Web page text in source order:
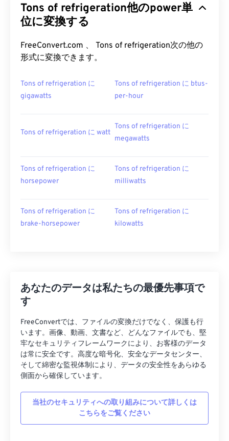
Tons of refrigeration他のpower単
位に変換する
FreeConvert.com 、 Tons of refrigeration次の他の
形式に変換できます。
Tons of refrigeration に
gigawatts
Tons of refrigeration に btus-
per-hour
Tons of refrigeration に watt
Tons of refrigeration に
megawatts
Tons of refrigeration に
horsepower
Tons of refrigeration に
milliwatts
Tons of refrigeration に
brake-horsepower
Tons of refrigeration に
kilowatts
あなたのデータは私たちの最優先事項で
す
FreeConvertでは、ファイルの変換だけでなく、保護も行
います。画像、動画、文書など、どんなファイルでも、堅
牢なセキュリティフレームワークにより、お客様のデータ
は常に安全です。高度な暗号化、安全なデータセンター、
そして綿密な監視体制により、データの安全性をあらゆる
側面から確保しています。
当社のセキュリティへの取り組みについて詳しくは
こちらをご覧ください